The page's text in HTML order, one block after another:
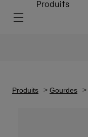
Produits
Produits Gourdes